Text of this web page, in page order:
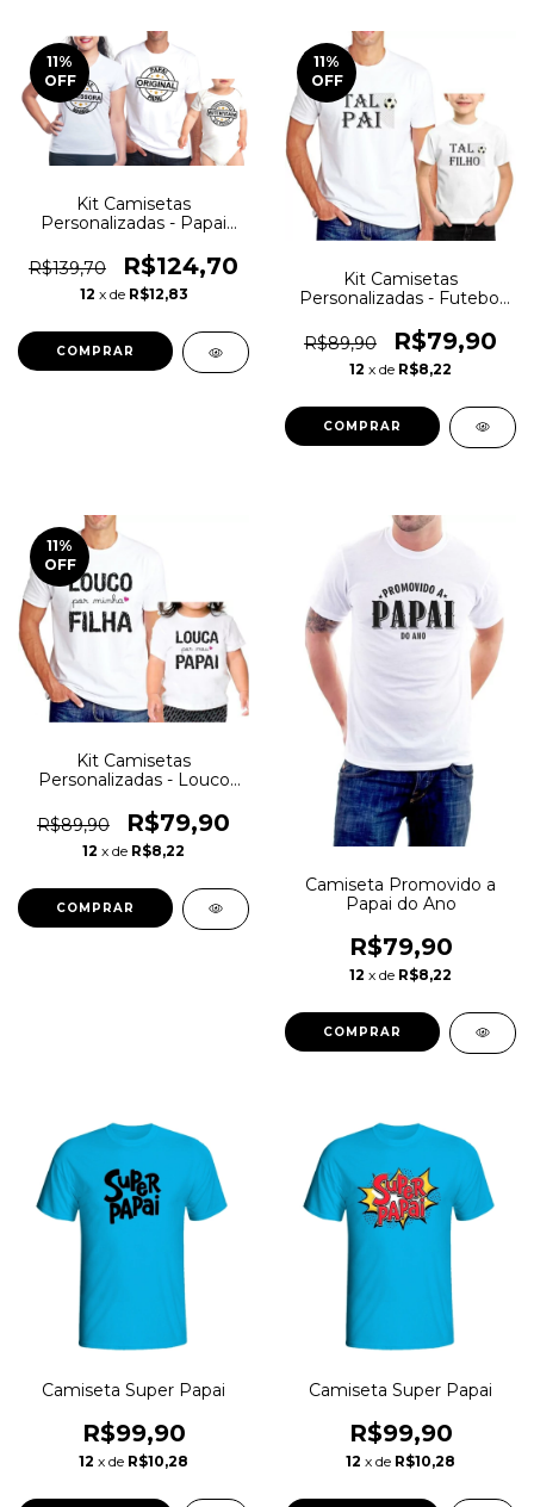
11%
OFF
Kit Camisetas
Personalizadas - Papai
Impressora e Cópia
Autenticada Tal pai / Tal
Mãe / Tal filho
R$139,70 R$124,70
12 x de R$12,83
COMPRAR
11%
OFF
Kit Camisetas
Personalizadas - Futebol
R$89,90
R$79,90
12 x de R$8,22
COMPRAR
11%
OFF
Kit Camisetas
Personalizadas - Louco
Por Meu Papai
R$89,90 R$79,90
12 x de R$8,22
COMPRAR
Camiseta Promovido a
Papai do Ano
R$79,90
12 x de R$8,22
COMPRAR
Camiseta Super Papai
R$99,90
12 x de R$10,28
Camiseta Super Papai
R$99,90
12 x de R$10,28